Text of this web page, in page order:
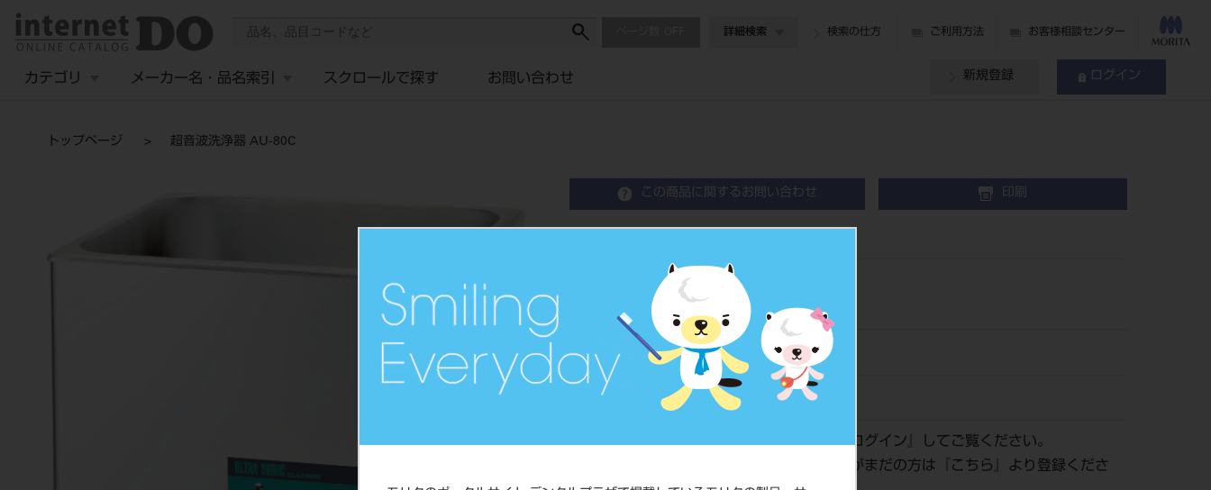
詳細検索 検索の仕方 ご利用方法 お客様相談センター
カテゴリ メーカー名・品名索引 スクロールで探す お問い合わせ 新規登録 ログイン
トップページ 超音波洗浄器 AU-80C
この商品に関するお問い合わせ 印刷
Ultrasonic Cleaner
超音波洗浄器
品目コード 201680023
JAN/EANコード 4582247285922
価格の確認は『ログイン 』してご覧ください。
ネット会員登録がまだの方は『
こちら
』より登録くださ